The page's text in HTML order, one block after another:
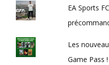
EA Sports
Les
Game Pass !